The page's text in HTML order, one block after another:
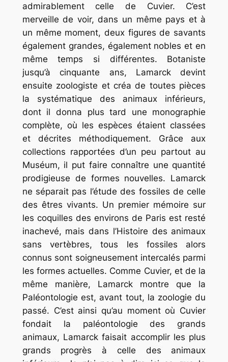
admirablement celle de Cuvier. C’est
merveille de voir, dans un même pays et à
un même moment, deux figures de savants
également grandes, également nobles et en
même temps si différentes. Botaniste
jusqu’à cinquante ans, Lamarck devint
ensuite zoologiste et créa de toutes pièces
la systématique des animaux inférieurs,
dont il donna plus tard une monographie
complète, où les espèces étaient classées
et décrites méthodiquement. Grâce aux
collections rapportées d’un peu partout au
Muséum, il put faire connaître une quantité
prodigieuse de formes nouvelles. Lamarck
ne séparait pas l’étude des fossiles de celle
des êtres vivants. Un premier mémoire sur
les coquilles des environs de Paris est resté
inachevé, mais dans l’Histoire des animaux
sans vertèbres, tous les fossiles alors
connus sont soigneusement intercalés parmi
les formes actuelles. Comme Cuvier, et de la
même manière, Lamarck montre que la
Paléontologie est, avant tout, la zoologie du
passé. C’est ainsi qu’au moment où Cuvier
fondait la paléontologie des grands
animaux, Lamarck faisait accomplir les plus
grands progrès à celle des animaux